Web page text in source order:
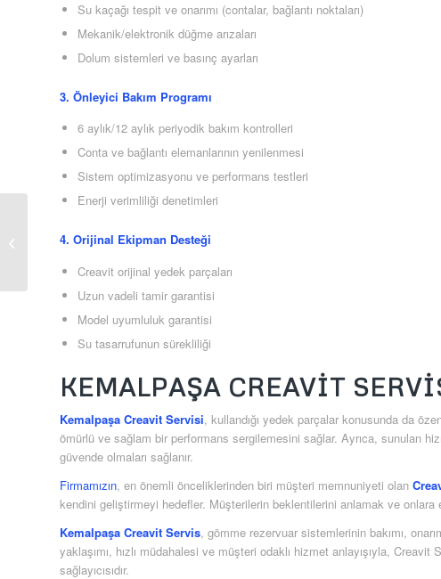
Su kaçağı tespit ve onarımı (contalar, bağlantı noktaları)
Mekanik/elektronik düğme arızaları
Dolum sistemleri ve basınç ayarları
3. Önleyici Bakım Programı
6 aylık/12 aylık periyodik bakım kontrolleri
Conta ve bağlantı elemanlarının yenilenmesi
Sistem optimizasyonu ve performans testleri
Enerji verimliliği denetimleri
4. Orijinal Ekipman Desteği
Creavit orijinal yedek parçaları
Uzun vadeli tamir garantisi
Model uyumluluk garantisi
Su tasarrufunun sürekliliği
KEMALPAŞA CREAVIT
Kemalpaşa Creavit Servisi, kullandığı yedek parçalar konusunda da
ömürlü ve sağlam bir performans sergilemesini sağlar. Ayrıca, sunulan
güvende olmaları sağlanır.
Firmamızın, en önemli önceliklerinden biri müşteri memnuniyeti olan
kendini geliştirmeyi hedefler. Müşterilerin beklentilerini anlamak ve
Kemalpaşa Creavit Servis, gömme rezervuar sistemlerinin bakımı,
yaklaşımı, hızlı müdahalesi ve müşteri odaklı hizmet anlayışıyla,
sağlayıcısıdır.
Kartaltepe Creavit